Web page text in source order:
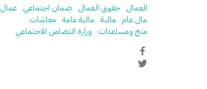
العمال حقوق العمال ضمان اجتماعي عمال
مال عام مالية مالية عامة معاشات
منح ومساعدات وزارة التضامن الاجتماعي